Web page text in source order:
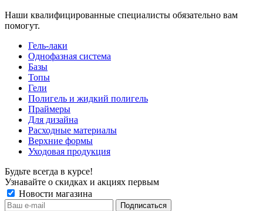
Наши квалифицированные специалисты обязательно вам
помогут.
Гель-лаки
Однофазная система
Базы
Топы
Гели
Полигель и жидкий полигель
Праймеры
Для дизайна
Расходные материалы
Верхние формы
Уходовая продукция
Будьте всегда в курсе!
Узнавайте о скидках и акциях первым
Новости магазина